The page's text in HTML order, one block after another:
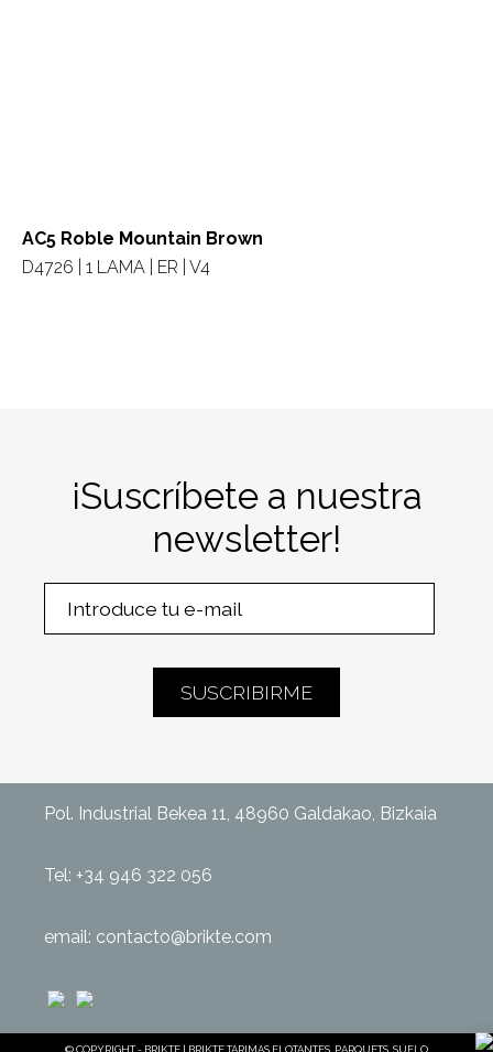
AC5 Roble Mountain Brown
D4726 | 1 LAMA | ER | V4
¡Suscríbete a nuestra
newsletter!
Pol. Industrial Bekea 11, 48960 Galdakao, Bizkaia
Tel: +34 946 322 056
email: contacto@brikte.com